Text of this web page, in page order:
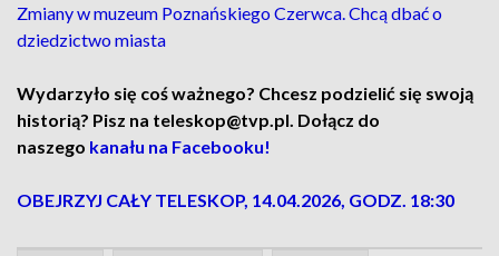
Zmiany w muzeum Poznańskiego Czerwca. Chcą dbać o
dziedzictwo miasta
Wydarzyło się coś ważnego? Chcesz podzielić się swoją
historią? Pisz na teleskop@tvp.pl. Dołącz do
naszego kanału na Facebooku!
OBEJRZYJ CAŁY TELESKOP, 14.04.2026, GODZ. 18:30